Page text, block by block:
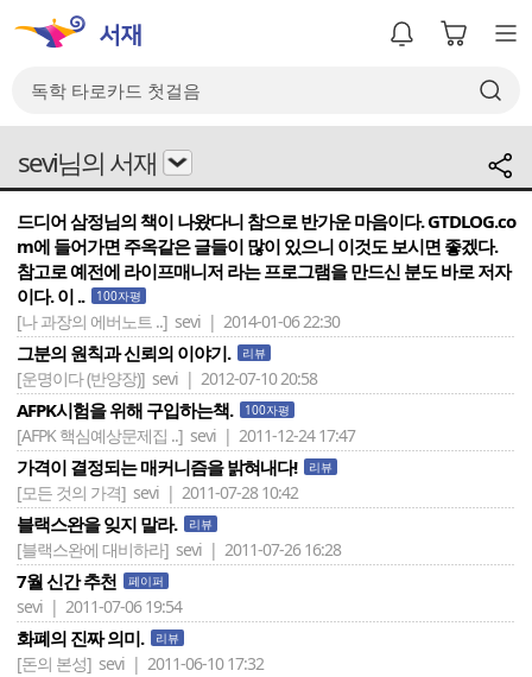
sevi님의 서재
드디어 삼정님의 책이 나왔다니 참으로 반가운 마음이다. GTDLOG.co
m에 들어가면 주옥같은 글들이 많이 있으니 이것도 보시면 좋겠다.
참고로 예전에 라이프매니저 라는 프로그램을 만드신 분도 바로 저자
이다. 이 ..
100자평
[나 과장의 에버노트 ..] sevi | 2014-01-06 22:30
그분의 원칙과 신뢰의 이야기. 리뷰
[운명이다 (반양장)] sevi | 2012-07-10 20:58
AFPK시험을 위해 구입하는책. 100자평
[AFPK 핵심예상문제집 ..] sevi | 2011-12-24 17:47
가격이 결정되는 매커니즘을 밝혀내다! 리뷰
[모든 것의 가격] sevi | 2011-07-28 10:42
블랙스완을 잊지 말라. 리뷰
[블랙스완에 대비하라] sevi | 2011-07-26 16:28
7월 신간 추천 페이퍼
sevi | 2011-07-06 19:54
화폐의 진짜 의미. 리뷰
[돈의 본성] sevi | 2011-06-10 17:32